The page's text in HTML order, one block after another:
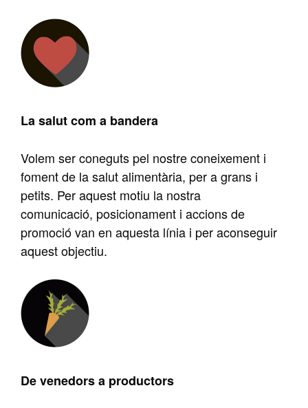
La salut com a bandera
Volem ser coneguts pel nostre coneixement i
foment de la salut alimentària, per a grans i
petits. Per aquest motiu la nostra
comunicació, posicionament i accions de
promoció van en aquesta línia i per aconseguir
aquest objectiu.
De venedors a productors